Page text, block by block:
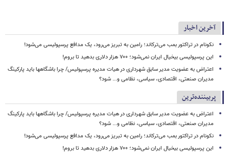
آخرین اخبار
نکونام در تراکتور بمب می‌ترکاند؛ رامین به تبریز می‌رود، یک مدافع پرسپولیسی می‌شود!
این پرسپولیسی بیخیال ایران نمی‌شود؛ ۷۰۰ هزار دلاری بدهید تا بروم!
اعتراض به عضویت مدیر سابق شهرداری در هیات مدیره پرسپولیس/ چرا باشگاهها باید پارکینگ
مدیران صنعتی، اقتصادی، سیاسی، نظامی و... شود؟
پربیننده‌ترین
اعتراض به عضویت مدیر سابق شهرداری در هیات مدیره پرسپولیس/ چرا باشگاهها باید پارکینگ
مدیران صنعتی، اقتصادی، سیاسی، نظامی و... شود؟
نکونام در تراکتور بمب می‌ترکاند؛ رامین به تبریز می‌رود، یک مدافع پرسپولیسی می‌شود!
این پرسپولیسی بیخیال ایران نمی‌شود؛ ۷۰۰ هزار دلاری بدهید تا بروم!